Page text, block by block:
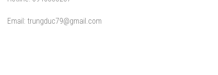
Email: trungduc79@gmail.com